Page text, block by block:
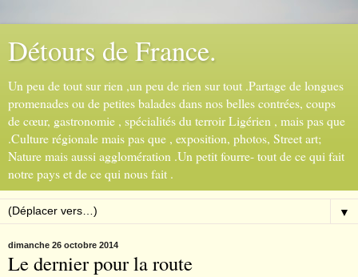
Détours de France.
Un peu de tout sur rien ,un peu de rien sur tout .Partage de longues
promenades ou de petites balades dans nos belles contrées, coups
de cœur, gastronomie , spécialités du terroir Ligérien , mais pas que
.Culture régionale mais pas que , exposition, photos, Street art;
Nature mais aussi agglomération .Un petit fourre- tout de ce qui fait
notre pays et de ce qui nous fait .
▼
dimanche 26 octobre 2014
Le dernier pour la route